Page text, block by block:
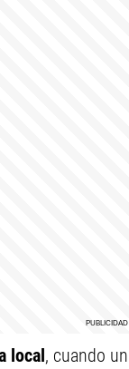
local, cuando un